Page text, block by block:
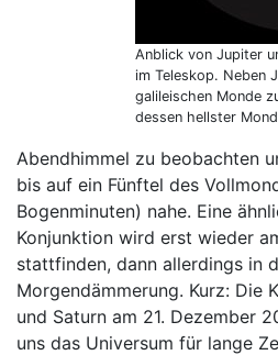
Anblick von Jupiter
im Teleskop. Neben
galileischen Monde
dessen hellster
Abendhimmel zu beobachten
bis auf ein Fünftel des
Bogenminuten) nahe. Eine
Konjunktion wird erst wieder
stattfinden, dann allerdings in
Morgendämmerung. Kurz: Die
und Saturn am 21. Dezember
uns das Universum für lange